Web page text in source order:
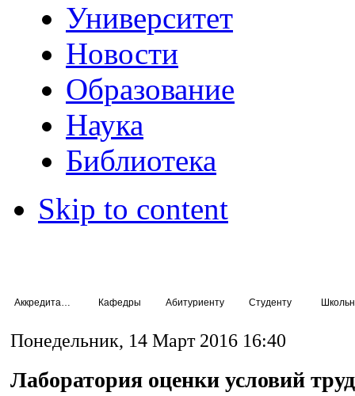
Университет
Новости
Образование
Наука
Библиотека
Skip to content
Кафедры Абитуриенту Студенту
Понедельник, 14 Март 2016 16:40
Лаборатория оценки условий